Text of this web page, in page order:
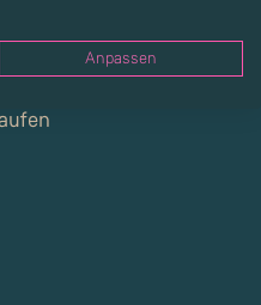
Anpassen